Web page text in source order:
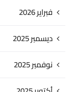
فبراير 2026
ديسمبر 2025
نوفمبر 2025